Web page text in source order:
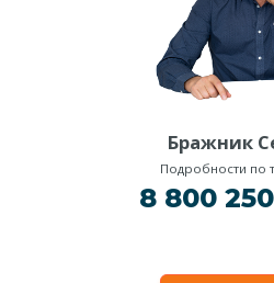
Бражник
Подробности по
8 800